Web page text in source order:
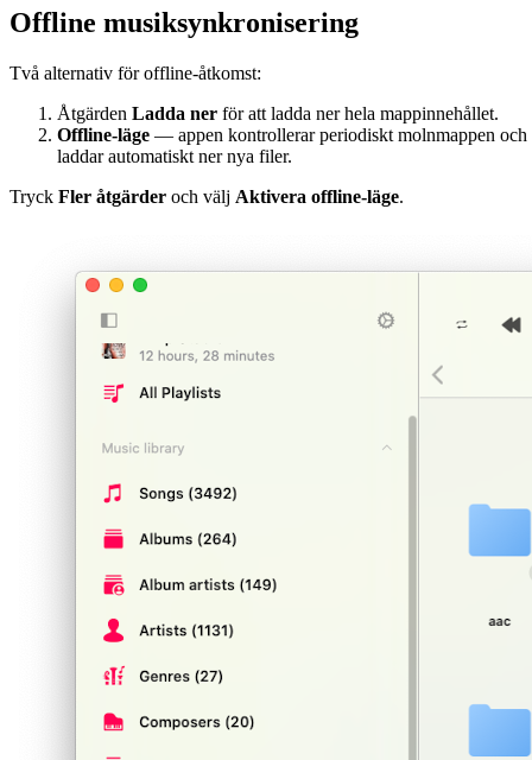
Offline musiksynkronisering
Två alternativ för offline-åtkomst:
Åtgärden Ladda ner för att ladda ner hela mappinnehållet.
Offline-läge — appen kontrollerar periodiskt molnmappen och
laddar automatiskt ner nya filer.
Tryck Fler åtgärder och välj Aktivera offline-läge.